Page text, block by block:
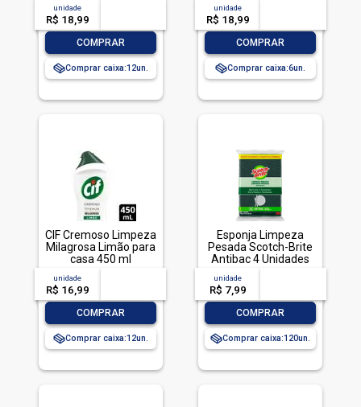
unidade
R$ 18,99
COMPRAR
Comprar caixa:12
unidade
R$ 18,99
COMPRAR
Comprar caixa:6
CIF Cremoso Limpeza
Milagrosa Limão para
casa 450 ml
unidade
R$ 16,99
COMPRAR
Comprar caixa:12
Esponja Limpeza
Pesada Scotch-Brite
Antibac 4 Unidades
Pacote Econômico
unidade
R$ 7,99
COMPRAR
Comprar caixa:120